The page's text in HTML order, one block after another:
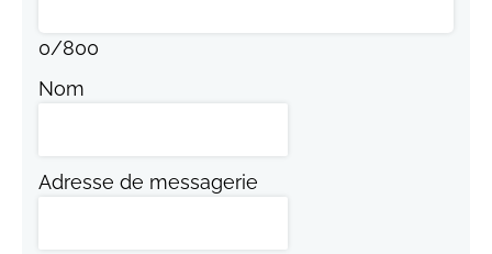
0/800
Nom
Adresse de messagerie